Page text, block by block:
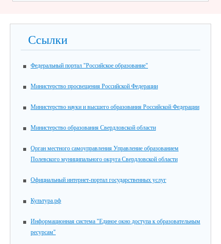
Ссылки
Федеральный портал "Российское образование"
Министерство просвещения Российской Федерации
Министерство науки и высшего образования Российской Федерации
Министерство образования Свердловской области
Орган местного самоуправления Управление образованием
Полевского муниципального округа Свердловской области
Официальный интернет-портал государственных услуг
Культура.рф
Информационная система "Единое окно доступа к образовательным
ресурсам"